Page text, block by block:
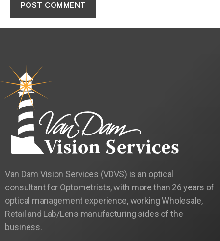
Van Dam Vision Services (VDVS) is an optical
consultant for Optometrists, with more than 26 years of
optical management experience, working Wholesale,
Retail and Lab/Lens manufacturing sides of the
business.